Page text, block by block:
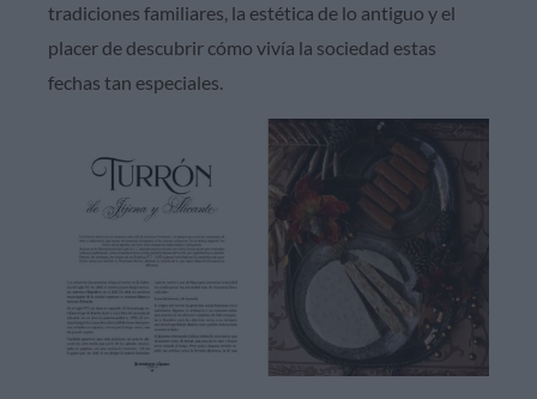
tradiciones familiares, la estética de lo antiguo y el
placer de descubrir cómo vivía la sociedad estas
fechas tan especiales.